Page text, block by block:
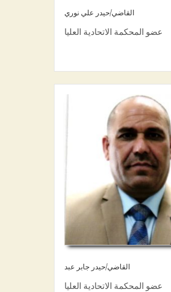
القاضي/حيدر علي نوري
عضو المحكمة الاتحادية العليا
القاضي/حيدر جابر عبد
عضو المحكمة الاتحادية العليا